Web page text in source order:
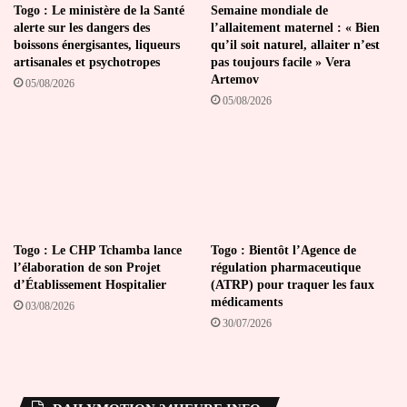
Togo : Le ministère de la Santé
alerte sur les dangers des
boissons énergisantes, liqueurs
artisanales et psychotropes
05/08/2026
Semaine mondiale de
l’allaitement maternel : « Bien
qu’il soit naturel, allaiter n’est
pas toujours facile » Vera
Artemov
05/08/2026
Togo : Le CHP Tchamba lance
l’élaboration de son Projet
d’Établissement Hospitalier
03/08/2026
Togo : Bientôt l’Agence de
régulation pharmaceutique
(ATRP) pour traquer les faux
médicaments
30/07/2026